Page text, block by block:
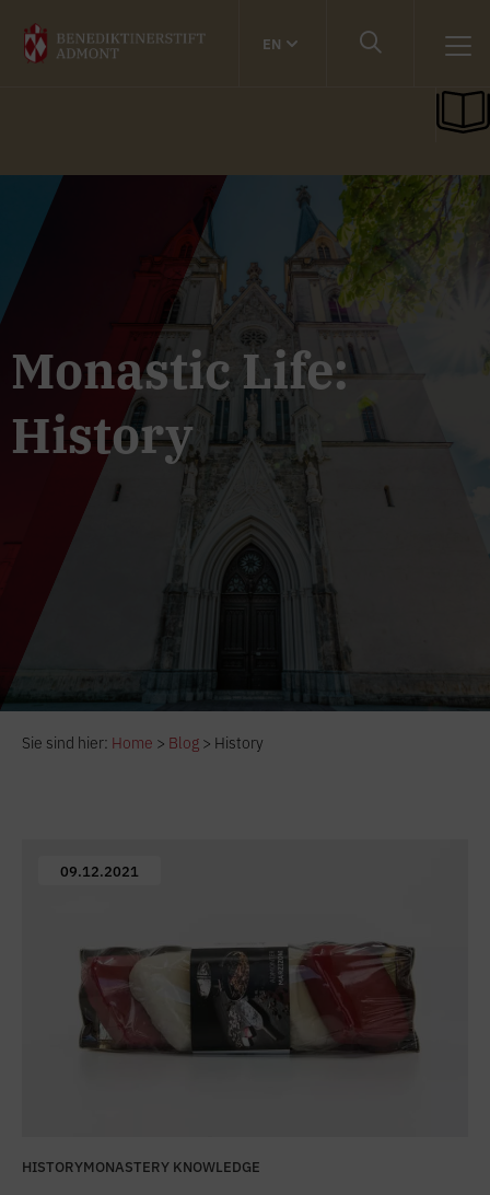
EN
Monastic Life:
History
Sie sind hier: Home > Blog > History
09.12.2021
HISTORYMONASTERY KNOWLEDGE